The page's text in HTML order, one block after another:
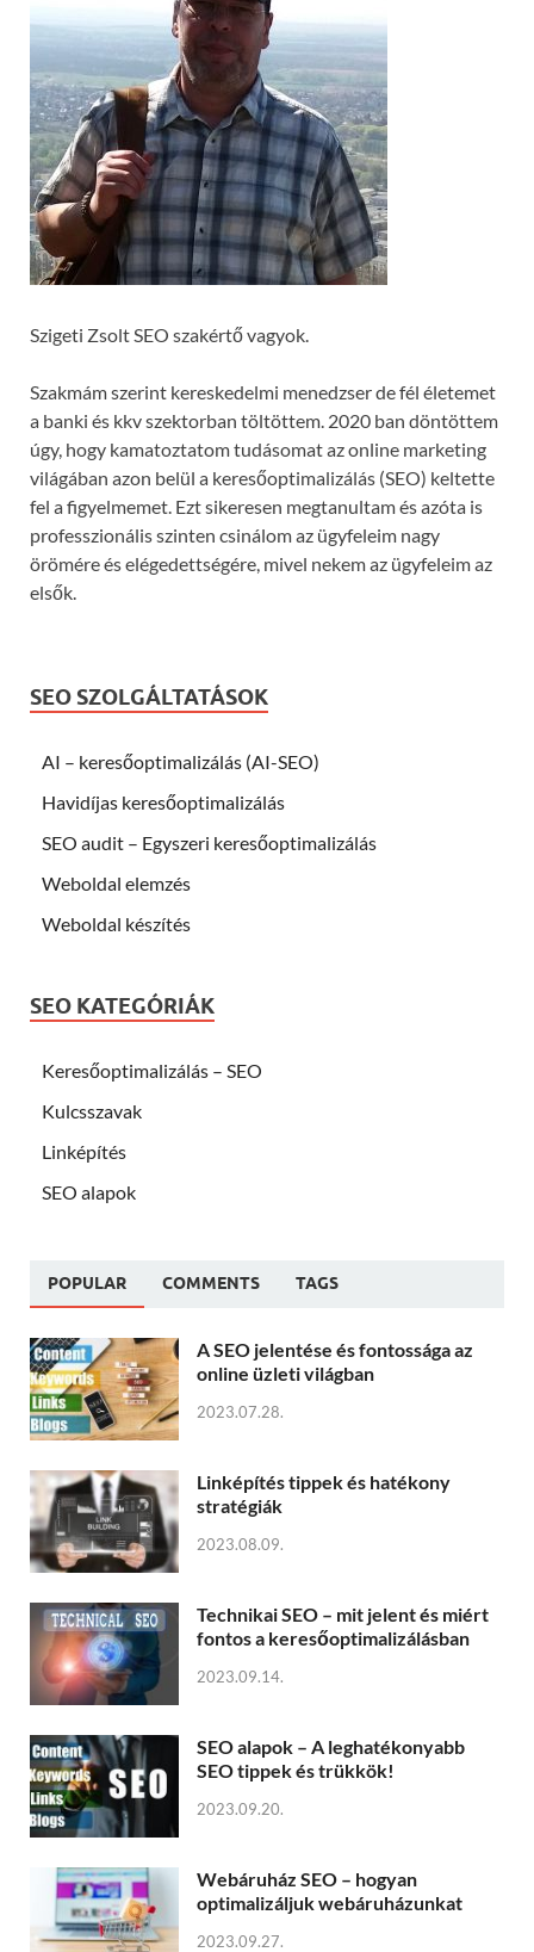
Szigeti Zsolt SEO szakértő vagyok.
Szakmám szerint kereskedelmi menedzser de fél életemet
a banki és kkv szektorban töltöttem. 2020 ban döntöttem
úgy, hogy kamatoztatom tudásomat az online marketing
világában azon belül a keresőoptimalizálás (SEO) keltette
fel a figyelmemet. Ezt sikeresen megtanultam és azóta is
professzionális szinten csinálom az ügyfeleim nagy
örömére és elégedettségére, mivel nekem az ügyfeleim az
elsők.
SEO SZOLGÁLTATÁSOK
AI – keresőoptimalizálás (AI-SEO)
Havidíjas keresőoptimalizálás
SEO audit – Egyszeri keresőoptimalizálás
Weboldal elemzés
Weboldal készítés
SEO KATEGÓRIÁK
Keresőoptimalizálás – SEO
Kulcsszavak
Linképítés
SEO alapok
POPULAR COMMENTS TAGS
A SEO jelentése és fontossága az
online üzleti világban
2023.07.28.
Linképítés tippek és hatékony
stratégiák
2023.08.09.
Technikai SEO – mit jelent és miért
fontos a keresőoptimalizálásban
2023.09.14.
SEO alapok – A leghatékonyabb
SEO tippek és trükkök!
2023.09.20.
Webáruház SEO – hogyan
optimalizáljuk webáruházunkat
2023.09.27.